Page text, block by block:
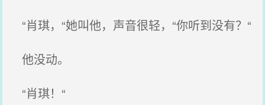
“肖琪，“她叫他，声音很轻，“你听到没有？“
他没动。
“肖琪！“